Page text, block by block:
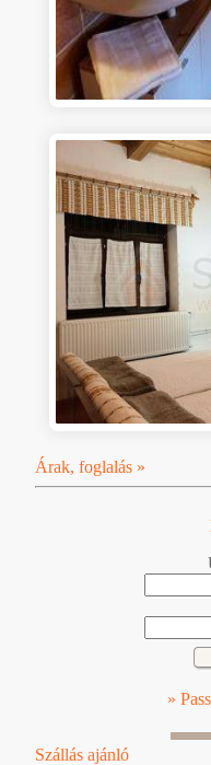
Árak, foglalás »
»
Szállás ajánló